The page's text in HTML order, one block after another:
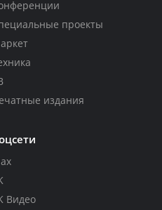
проекты
издания
Видео